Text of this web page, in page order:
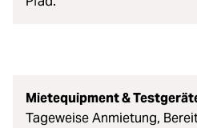
Mietequipment &
Tageweise Anmietung,